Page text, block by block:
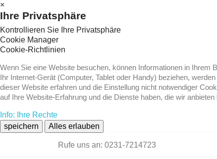
×
Ihre Privatsphäre
Kontrollieren Sie Ihre Privatsphäre
Cookie Manager
Cookie-Richtlinien
Wenn Sie eine Website besuchen, können Informationen in
Ihr Internet-Gerät (Computer, Tablet oder Handy) beziehen,
dieser Website erfahren und die Einstellung nicht notwendiger
auf Ihre Website-Erfahrung und die Dienste haben, die wir anbieten
Info: Ihre Rechte
speichern
Alles erlauben
Rufe uns an: 0231-7214723